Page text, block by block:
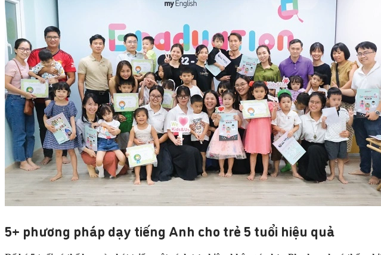
5+ phương pháp dạy tiếng Anh cho trẻ 5 tuổi hiệu quả